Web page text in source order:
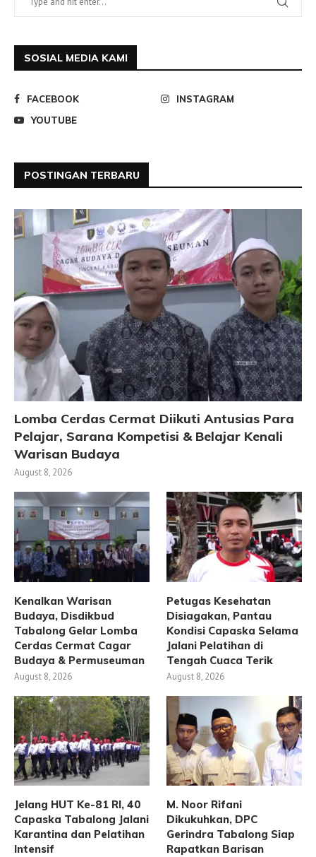
SOSIAL MEDIA KAMI
FACEBOOK
INSTAGRAM
YOUTUBE
POSTINGAN TERBARU
Lomba Cerdas Cermat Diikuti Antusias Para
Pelajar, Sarana Kompetisi & Belajar Kenali
Warisan Budaya
August 8, 2026
Kenalkan Warisan
Budaya, Disdikbud
Tabalong Gelar Lomba
Cerdas Cermat Cagar
Budaya & Permuseuman
August 8, 2026
Petugas Kesehatan
Disiagakan, Pantau
Kondisi Capaska Selama
Jalani Pelatihan di
Tengah Cuaca Terik
August 8, 2026
Jelang HUT Ke-81 RI, 40
Capaska Tabalong Jalani
Karantina dan Pelatihan
Intensif
M. Noor Rifani
Dikukuhkan, DPC
Gerindra Tabalong Siap
Rapatkan Barisan